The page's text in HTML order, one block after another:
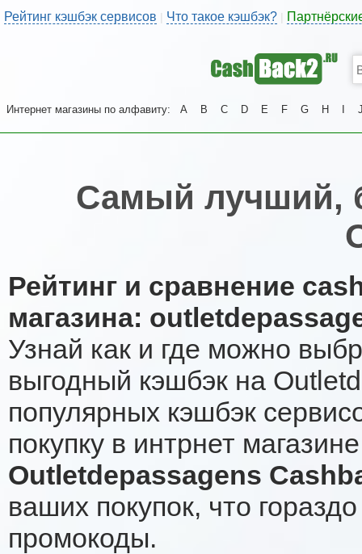
Рейтинг кэшбэк сервисов | Что такое кэшбэк?
Интернет магазины по алфавиту: A B C D E F G H
Самый лучший,
Рейтинг и сравнение
магазина:
Узнай как и где можно
выгодный кэшбэк на
популярных кэшбэк
покупку в интрнет
Outletdepassagens
ваших покупок, что
промокоды.